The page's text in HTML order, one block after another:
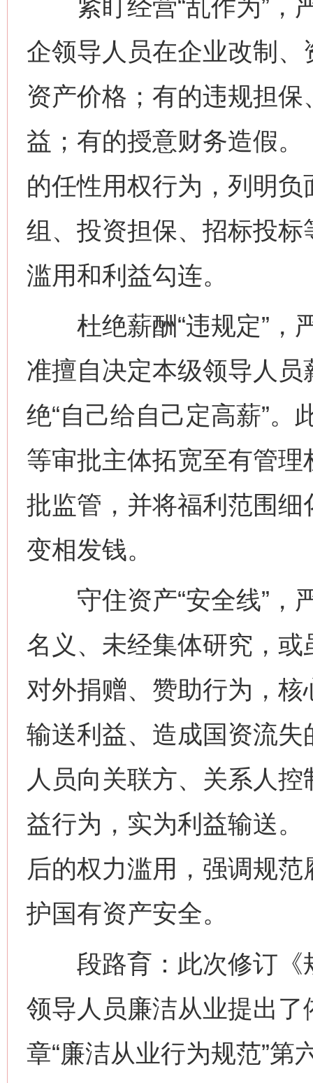
紧盯经营“乱作为”，
企领导人员在企业改制
资产价格；有的违规担
益；有的授意财务造假
的任性用权行为，列明
组、投资担保、招标投
滥用和利益勾连。
杜绝薪酬“违规定”，
准擅自决定本级领导人
绝“自己给自己定高薪”。
等审批主体拓宽至有管
批监管，并将福利范围
变相发钱。
守住资产“安全线”，
名义、未经集体研究，
对外捐赠、赞助行为，
输送利益、造成国资流
人员向关联方、关系人控
益行为，实为利益输送
后的权力滥用，强调规
护国有资产安全。
段路育：此次修订《
领导人员廉洁从业提出
章“廉洁从业行为规范”第